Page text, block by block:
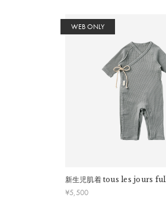
綿100%
※洗濯機不可・手洗いの
※しわの原因になりま
※ハンガー掛けでの保
WEB ONLY
新生児肌着 tous les jours
¥5,500